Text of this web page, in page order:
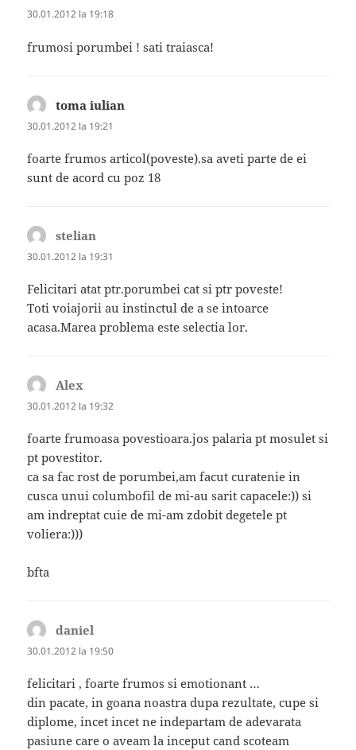
30.01.2012 la 19:18
frumosi porumbei ! sati traiasca!
toma iulian
30.01.2012 la 19:21
foarte frumos articol(poveste).sa aveti parte de ei
sunt de acord cu poz 18
stelian
30.01.2012 la 19:31
Felicitari atat ptr.porumbei cat si ptr poveste!
Toti voiajorii au instinctul de a se intoarce
acasa.Marea problema este selectia lor.
Alex
30.01.2012 la 19:32
foarte frumoasa povestioara.jos palaria pt mosulet si
pt povestitor.
ca sa fac rost de porumbei,am facut curatenie in
cusca unui columbofil de mi-au sarit capacele:)) si
am indreptat cuie de mi-am zdobit degetele pt
voliera:)))
bfta
daniel
30.01.2012 la 19:50
felicitari , foarte frumos si emotionant …
din pacate, in goana noastra dupa rezultate, cupe si
diplome, incet incet ne indepartam de adevarata
pasiune care o aveam la inceput cand scoteam